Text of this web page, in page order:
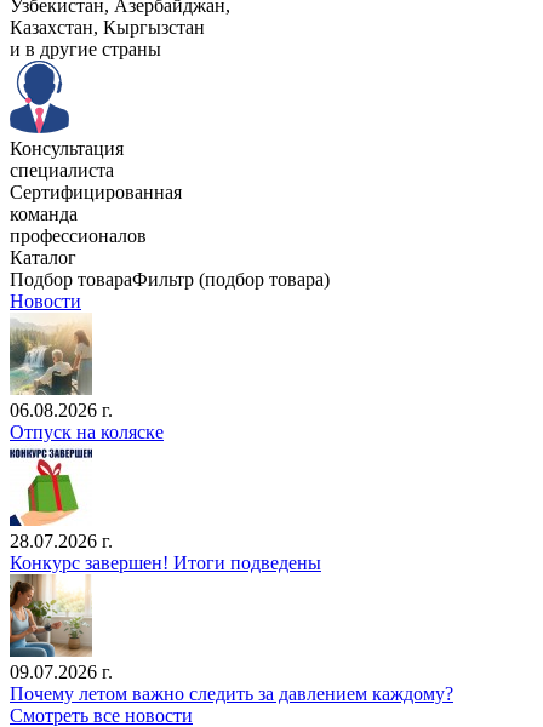
Узбекистан, Aзербайджан,
Казахстан, Кыргызстан
и в другие страны
Консультация
специалиста
Сертифицированная
команда
профессионалов
Каталог
Подбор товараФильтр (подбор товара)
Новости
06.08.2026 г.
Отпуск на коляске
28.07.2026 г.
Конкурс завершен! Итоги подведены
09.07.2026 г.
Почему летом важно следить за давлением каждому?
Смотреть все новости